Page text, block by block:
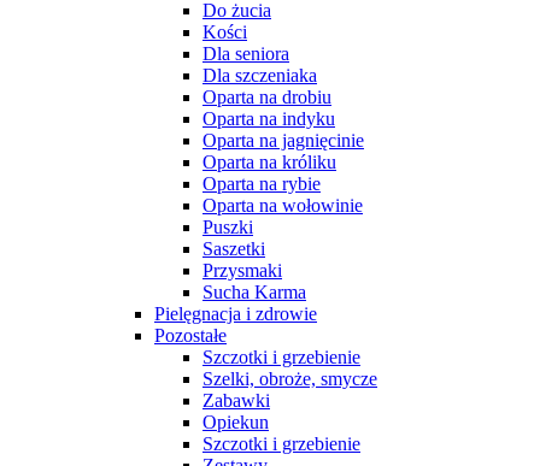
Do żucia
Kości
Dla seniora
Dla szczeniaka
Oparta na drobiu
Oparta na indyku
Oparta na jagnięcinie
Oparta na króliku
Oparta na rybie
Oparta na wołowinie
Puszki
Saszetki
Przysmaki
Sucha Karma
Pielęgnacja i zdrowie
Pozostałe
Szczotki i grzebienie
Szelki, obroże, smycze
Zabawki
Opiekun
Szczotki i grzebienie